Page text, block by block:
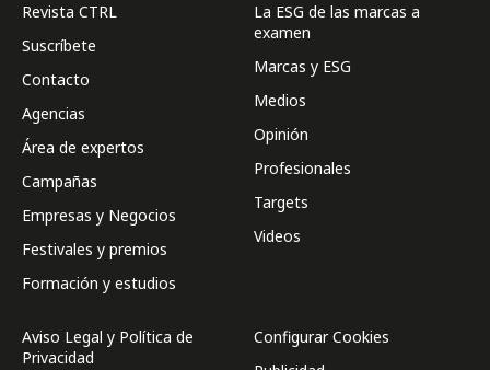
Revista CTRL
Suscríbete
Contacto
Agencias
Área de expertos
Campañas
Empresas y Negocios
Festivales y premios
Formación y estudios
La ESG de las marcas a
examen
Marcas y ESG
Medios
Opinión
Profesionales
Targets
Videos
Aviso Legal y Política de
Privacidad
Configurar Cookies